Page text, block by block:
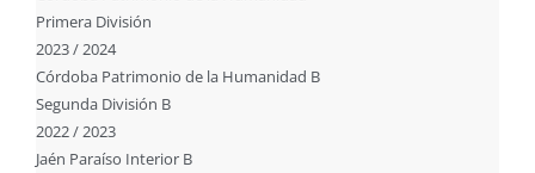
Primera División
2023 / 2024
Córdoba Patrimonio de la Humanidad B
Segunda División B
2022 / 2023
Jaén Paraíso Interior B